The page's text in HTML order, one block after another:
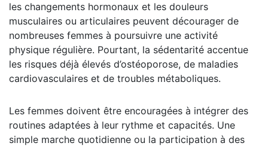
les changements hormonaux et les douleurs
musculaires ou articulaires peuvent décourager de
nombreuses femmes à poursuivre une activité
physique régulière. Pourtant, la sédentarité accentue
les risques déjà élevés d’ostéoporose, de maladies
cardiovasculaires et de troubles métaboliques.
Les femmes doivent être encouragées à intégrer des
routines adaptées à leur rythme et capacités. Une
simple marche quotidienne ou la participation à des